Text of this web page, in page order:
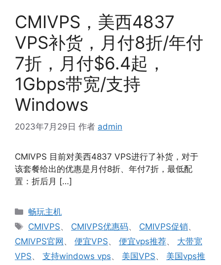
CMIVPS，美西4837
VPS补货，月付8折/年付
7折，月付$6.4起，
1Gbps带宽/支持
Windows
2023年7月29日 作者 admin
CMIVPS 目前对美西4837 VPS进行了补货，对于
该套餐给出的优惠是月付8折、年付7折，最低配
置：折后月 […]
分
类
畅玩主机
标
签
CMIVPS、 CMIVPS优惠码、 CMIVPS促销、
CMIVPS官网、 便宜VPS、 便宜vps推荐、 大带宽
VPS、 支持windows vps、 美国VPS、 美国vps推